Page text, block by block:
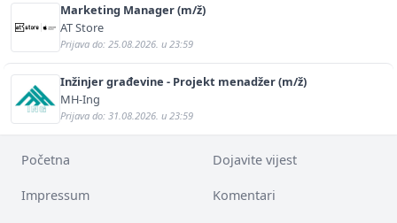
Marketing Manager (m/ž)
AT Store
Prijava do: 25.08.2026. u 23:59
Inžinjer građevine - Projekt menadžer (m/ž)
MH-Ing
Prijava do: 31.08.2026. u 23:59
Početna Dojavite vijest
Impressum Komentari